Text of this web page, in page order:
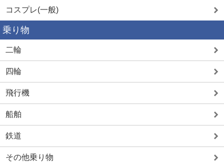
コスプレ(一般)
乗り物
二輪
四輪
飛行機
船舶
鉄道
その他乗り物